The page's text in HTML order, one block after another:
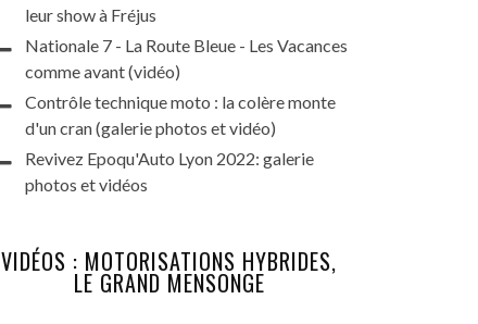
leur show à Fréjus
Nationale 7 - La Route Bleue - Les Vacances
comme avant (vidéo)
Contrôle technique moto : la colère monte
d'un cran (galerie photos et vidéo)
Revivez Epoqu'Auto Lyon 2022: galerie
photos et vidéos
VIDÉOS : MOTORISATIONS HYBRIDES,
LE GRAND MENSONGE